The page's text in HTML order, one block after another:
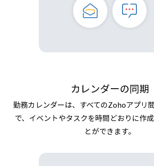
カレンダーの同期
勤務カレンダーは、すべてのZohoアプリ
で、イベントやタスクを時間どおりに作
とができます。